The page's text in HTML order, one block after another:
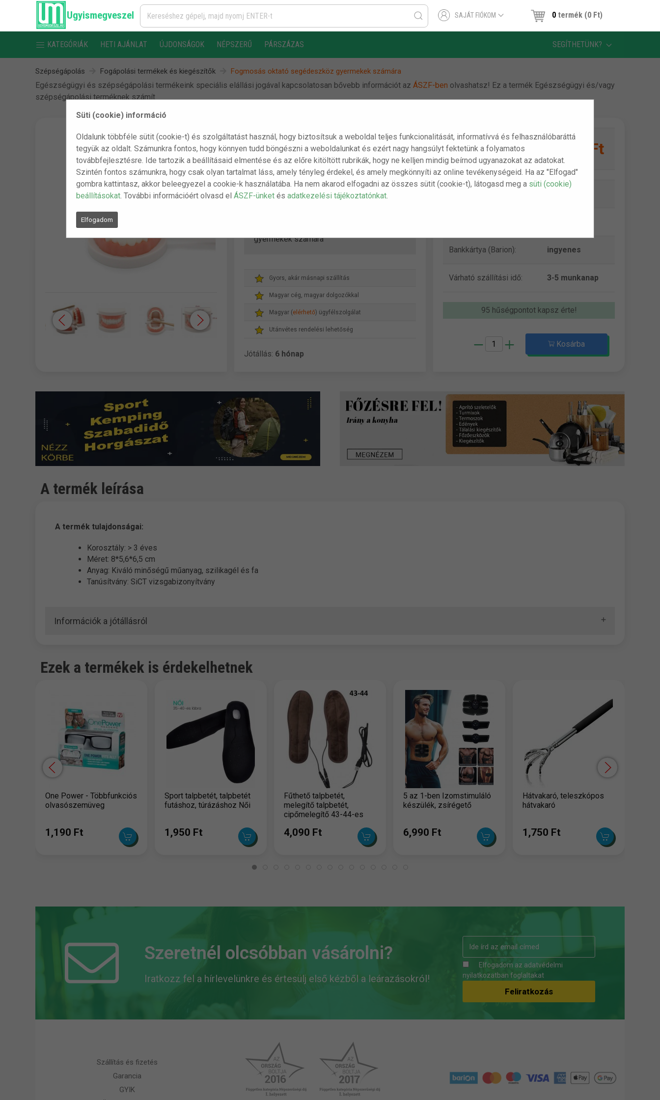
Süti (cookie) információ
Oldalunk többféle sütit (cookie-t) és szolgáltatást használ, hogy biztosítsuk a weboldal teljes funkcionalitását, informatívvá és felhasználóbaráttá
tegyük az oldalt. Számunkra fontos, hogy könnyen tudd böngészni a weboldalunkat és ezért nagy hangsúlyt fektetünk a folyamatos
továbbfejlesztésre. Ide tartozik a beállításaid elmentése és az előre kitöltött rubrikák, hogy ne kelljen mindig beírnod ugyanazokat az adatokat.
Szintén fontos számunkra, hogy csak olyan tartalmat láss, amely tényleg érdekel, és amely megkönnyíti az online tevékenységeid. Ha az "Elfogad"
gombra kattintasz, akkor beleegyezel a cookie-k használatába. Ha nem akarod elfogadni az összes sütit (cookie-t), látogasd meg a süti (cookie)
beállításokat . További információért olvasd elÁSZF-ünket ésadatkezelési tájékoztatónkat
Elfogadom
Ugyismegveszel SAJÁT FIÓKOM 0termék (0 Ft)
KATEGÓRIÁK HETI AJÁNLAT ÚJDONSÁGOK NÉPSZERŰ PÁRSZÁZAS SEGÍTHETÜNK?
Szépségápolás Fogápolási termékek és kiegészítők Fogmosás oktató segédeszköz gyermekek számára
Egészségügyi és szépségápolási termékeink speciális elállási jogával kapcsolatosan bővebb információt az ÁSZF-ben olvashatsz! Ez a termék Egészségügyi és/vagy
szépségápolási terméknek számít.
Fogmosás oktató
segédeszköz gyermekek
számára
gyermekek számára
Gyors, akár másnapi szállítás
Magyar cég, magyar dolgozókkal
Magyar (elérhető) ügyfélszolgálat
Utánvétes rendelési lehetőség
Jótállás: 6 hónap
1 db: 3,150 Ft
Bankkártya (Barion): ingyenes
Várható szállítási idő: 3-5 munkanap
95 hűségpontot kapsz érte!
Kosárba
A termék leírása
A termék tulajdonságai:
Korosztály: > 3 éves
Méret: 8*5,6*6,5 cm
Anyag: Kiváló minőségű műanyag, szilikagél és fa
Tanúsítvány: SiCT vizsgabizonyítvány
Információk a jótállásról
Ezek a termékek is érdekelhetnek
One Power - Többfunkciós
olvasószemüveg
1,190 Ft
Sport talpbetét, talpbetét
futáshoz, túrázáshoz Női
1,950 Ft
Fűthető talpbetét,
melegítő talpbetét,
cipőmelegítő 43-44-es
4,090 Ft
5 az 1-ben Izomstimuláló
készülék, zsírégető
6,990 Ft
Hátvakaró, teleszkópos
hátvakaró
1,750 Ft
Szeretnél olcsóbban vásárolni?
Iratkozz fel a hírlevelünkre és értesülj első kézből a leárazásokról!
Elfogadom az adatvédelmi
nyilatkozatban foglaltakat
Szállítás és fizetés
Garancia
GYIK